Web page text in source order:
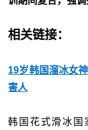
相关链接：
19岁韩国溜冰女
害人
韩国花式滑冰国